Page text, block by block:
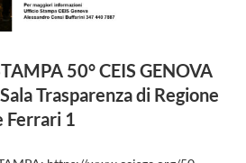
50° CEIS GENOVA
Trasparenza di Regione
Ferrari 1